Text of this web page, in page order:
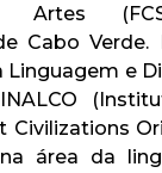
Artes
Cabo Verde.
Linguagem e
Civilizations
área da